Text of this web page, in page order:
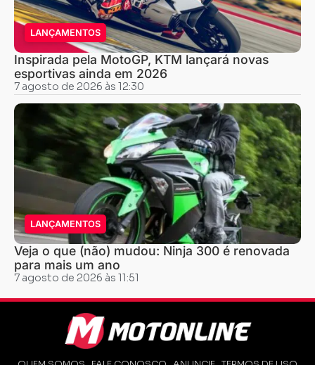
LANÇAMENTOS
Inspirada pela MotoGP, KTM lançará novas
esportivas ainda em 2026
7 agosto de 2026 às 12:30
LANÇAMENTOS
Veja o que (não) mudou: Ninja 300 é renovada
para mais um ano
7 agosto de 2026 às 11:51